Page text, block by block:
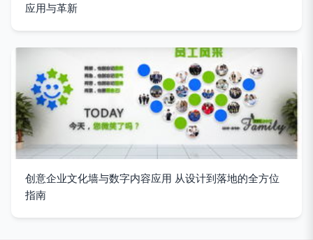
应用与革新
创意企业文化墙与数字内容应用 从设计到落地的全方位
指南